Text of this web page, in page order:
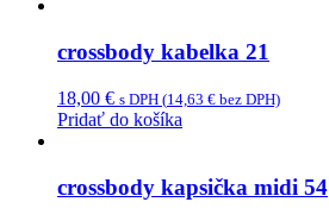
crossbody kabelka 21
18,00 € s DPH (14,63 € bez DPH)
Pridať do košíka
crossbody kapsička midi 54